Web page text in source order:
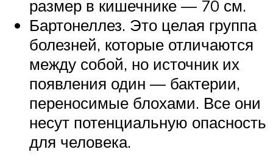
размер в кишечнике — 70 см.
Бартонеллез. Это целая группа
болезней, которые отличаются
между собой, но источник их
появления один — бактерии,
переносимые блохами. Все они
несут потенциальную опасность
для человека.